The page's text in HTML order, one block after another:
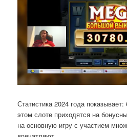
Статистика 2024 года
этом слоте приходятся на
на основную игру с участием